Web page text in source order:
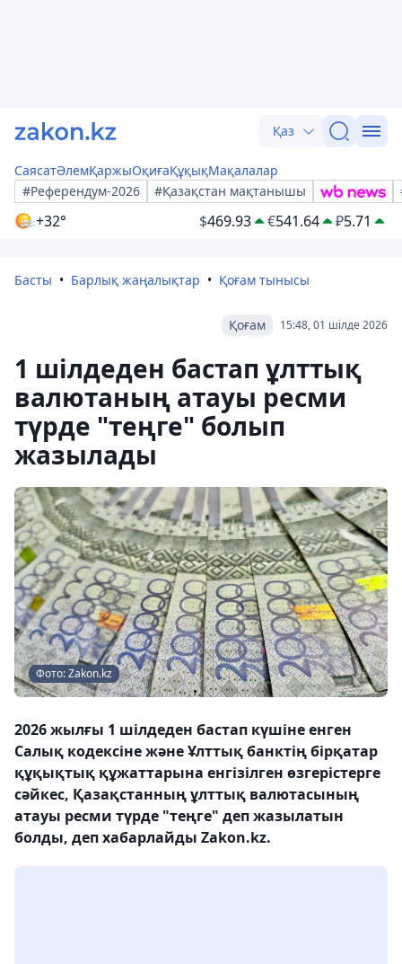
Қаз
СаясатӘлемҚаржыОқиғаҚұқықМақалалар
#Референдум-2026
#Қазақстан мақтанышы
+32° $469.93 €541.64 ₽5.71
Басты Барлық жаңалықтар Қоғам тынысы
15:48, 01 шілде 2026
Қоғам
1 шілдеден бастап ұлттық
валютаның атауы ресми
түрде "теңге" болып
жазылады
Фото: Zakon.kz
2026 жылғы 1 шілдеден бастап күшіне енген
Салық кодексіне және Ұлттық банктің бірқатар
құқықтық құжаттарына енгізілген өзгерістерге
сәйкес, Қазақстанның ұлттық валютасының
атауы ресми түрде "теңге" деп жазылатын
болды, деп хабарлайды Zakon.kz.